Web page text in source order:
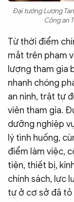
Đại tướng Lương
Công an
Từ thời điểm
mắt trên phạm
lượng tham gia
nhanh chóng
an ninh, trật tự
viên tham gia.
dưỡng nghiệp
lý tình huống,
điểm làm việc,
tiện, thiết bị,
chính sách, lực
tự ở cơ sở đã tỏ